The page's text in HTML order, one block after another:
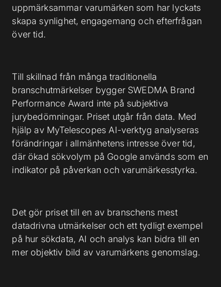
uppmärksammar varumärken som har lyckats
skapa synlighet, engagemang och efterfrågan
över tid.
Till skillnad från många traditionella
branschutmärkelser bygger SWEDMA Brand
Performance Award inte på subjektiva
jurybedömningar. Priset utgår från data. Med
hjälp av MyTelescopes AI-verktyg analyseras
förändringar i allmänhetens intresse över tid,
där ökad sökvolym på Google används som en
indikator på påverkan och varumärkesstyrka.
Det gör priset till en av branschens mest
datadrivna utmärkelser och ett tydligt exempel
på hur sökdata, AI och analys kan bidra till en
mer objektiv bild av varumärkens genomslag.